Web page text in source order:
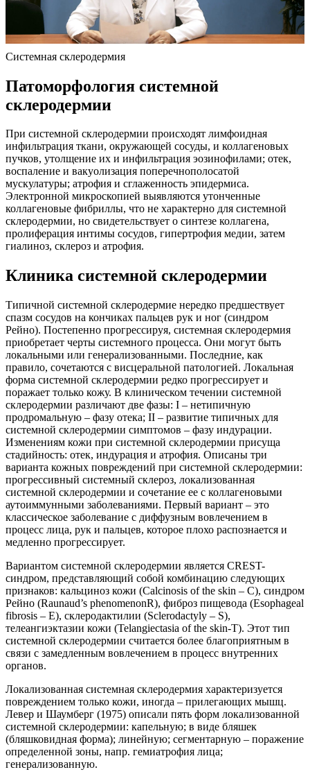
Системная склеродермия
Патоморфология системной
склеродермии
При системной склеродермии происходят лимфоидная
инфильтрация ткани, окружающей сосуды, и коллагеновых
пучков, утолщение их и инфильтрация эозинофилами; отек,
воспаление и вакуолизация поперечнополосатой
мускулатуры; атрофия и сглаженность эпидермиса.
Электронной микроскопией выявляются утонченные
коллагеновые фибриллы, что не характерно для системной
склеродермии, но свидетельствует о синтезе коллагена,
пролиферация интимы сосудов, гипертрофия медии, затем
гиалиноз, склероз и атрофия.
Клиника системной склеродермии
Типичной системной склеродермие нередко предшествует
спазм сосудов на кончиках пальцев рук и ног (синдром
Рейно). Постепенно прогрессируя, системная склеродермия
приобретает черты системного процесса. Они могут быть
локальными или генерализованными. Последние, как
правило, сочетаются с висцеральной патологией. Локальная
форма системной склеродермии редко прогрессирует и
поражает только кожу. В клиническом течении системной
склеродермии различают две фазы: I – нетипичную
продромальную – фазу отека; II – развитие типичных для
системной склеродермии симптомов – фазу индурации.
Изменениям кожи при системной склеродермии присуща
стадийность: отек, индурация и атрофия. Описаны три
варианта кожных повреждений при системной склеродермии:
прогрессивный системный склероз, локализованная
системной склеродермии и сочетание ее с коллагеновыми
аутоиммунными заболеваниями. Первый вариант – это
классическое заболевание с диффузным вовлечением в
процесс лица, рук и пальцев, которое плохо распознается и
медленно прогрессирует.
Вариантом системной склеродермии является CREST-
синдром, представляющий собой комбинацию следующих
признаков: кальциноз кожи (Calcinosis of the skin – С), синдром
Рейно (Raunaud’s phenomenonR), фиброз пищевода (Esophageal
fibrosis – E), склеродактилии (Sclerodactyly – S),
телеангиэктазии кожи (Telangiectasia of the skin-T). Этот тип
системной склеродермии считается более благоприятным в
связи с замедленным вовлечением в процесс внутренних
органов.
Локализованная системная склеродермия характеризуется
повреждением только кожи, иногда – прилегающих мышц.
Левер и Шаумберг (1975) описали пять форм локализованной
системной склеродермии: капельную; в виде бляшек
(бляшковидная форма); линейную; сегментарную – поражение
определенной зоны, напр. гемиатрофия лица;
генерализованную.